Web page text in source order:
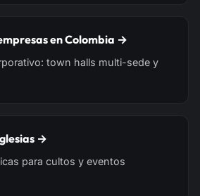
en Colombia →
town halls multi-sede y
→
para cultos y eventos